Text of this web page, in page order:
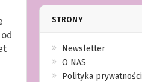
STRONY
Newsletter
O NAS
Polityka prywatności